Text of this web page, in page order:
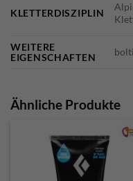
KLETTERDISZIPLIN
WEITERE
EIGENSCHAFTEN
Ähnliche Produkte